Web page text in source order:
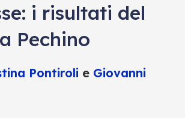
i risultati del
Pechino
Pontiroli e Giovanni